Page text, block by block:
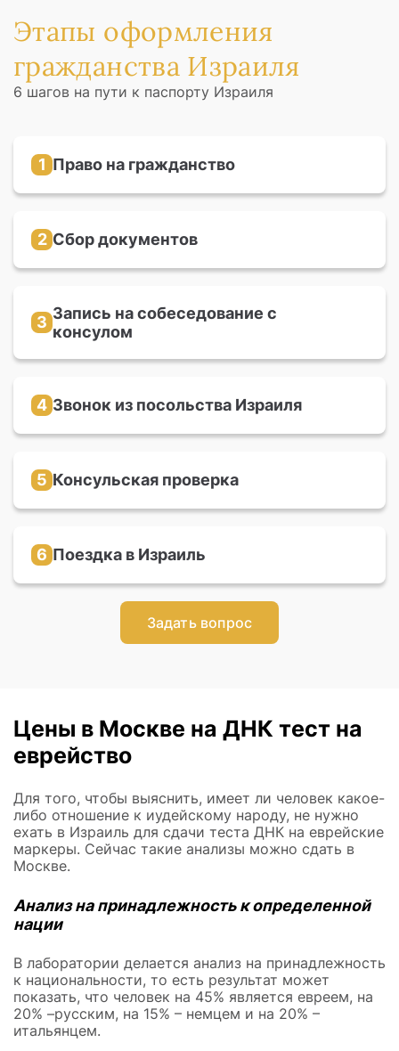
Этапы оформления
гражданства Израиля
6 шагов на пути к паспорту Израиля
1 Право на гражданство
если в вашей семье есть еврейские предки по
2 Сбор документов
подтверждающие вашу родственную связь с
3 Запись на собеседование с
консулом
посольства Израиля
4 Звонок из посольства Израиля
сотрудника посольства, который назначит
5 Консульская проверка
доказать свое право и мотивацию на
6 Поездка в Израиль
заграничный паспорт, открыть счёт в банке и
прикрепиться к больничной кассе
Задать вопрос
Цены в Москве на ДНК тест на
еврейство
Для того, чтобы выяснить, имеет ли человек какое-
либо отношение к иудейскому народу, не нужно
ехать в Израиль для сдачи теста ДНК на еврейские
маркеры. Сейчас такие анализы можно сдать в
Москве.
Анализ на принадлежность к определенной
нации
В лаборатории делается анализ на принадлежность
к национальности, то есть результат может
показать, что человек на 45% является евреем, на
20% –русским, на 15% – немцем и на 20% –
итальянцем.